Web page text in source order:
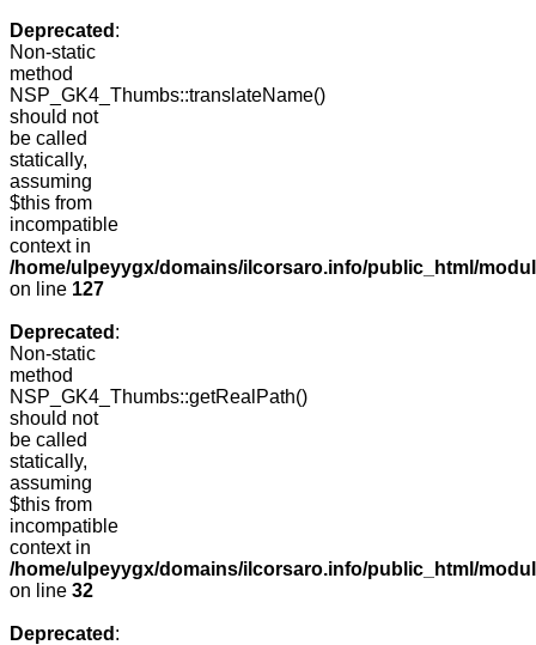
Deprecated :
Non-static
method
NSP_GK4_Thumbs::translateName()
should not
be called
statically,
assuming
$this from
incompatible
context in
/home/ulpeyygx/domains/ilcorsaro.info/public_html/
on line 127
Deprecated :
Non-static
method
NSP_GK4_Thumbs::getRealPath()
should not
be called
statically,
assuming
$this from
incompatible
context in
/home/ulpeyygx/domains/ilcorsaro.info/public_html/
on line 32
Deprecated :